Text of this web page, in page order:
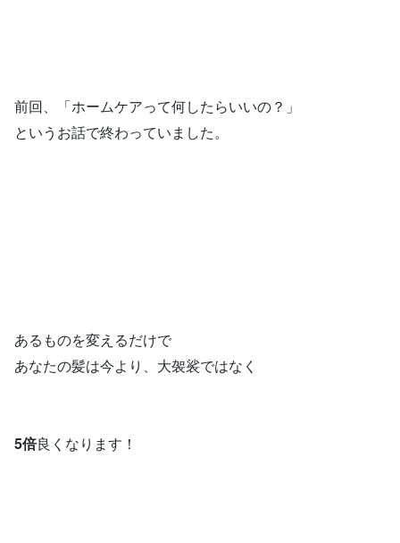
前回、「ホームケアって何したらいいの？」
というお話で終わっていました。
​あるものを変えるだけ​​で
あなたの髪は今より、大袈裟ではなく
5倍​​良くなります！